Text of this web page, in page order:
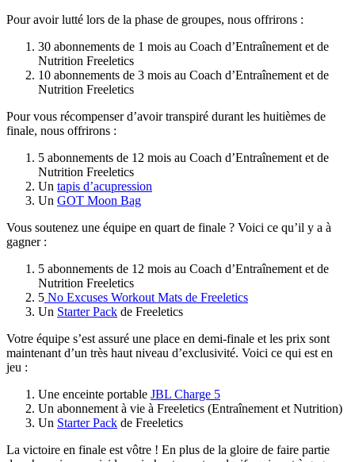
Pour avoir lutté lors de la phase de groupes, nous offrirons :
30 abonnements de 1 mois au Coach d’Entraînement et de
Nutrition Freeletics
10 abonnements de 3 mois au Coach d’Entraînement et de
Nutrition Freeletics
Pour vous récompenser d’avoir transpiré durant les huitièmes de
finale, nous offrirons :
5 abonnements de 12 mois au Coach d’Entraînement et de
Nutrition Freeletics
Un tapis d’acupression
Un GOT Moon Bag
Vous soutenez une équipe en quart de finale ? Voici ce qu’il y a à
gagner :
5 abonnements de 12 mois au Coach d’Entraînement et de
Nutrition Freeletics
5 No Excuses Workout Mats de Freeletics
Un Starter Pack de Freeletics
Votre équipe s’est assuré une place en demi-finale et les prix sont
maintenant d’un très haut niveau d’exclusivité. Voici ce qui est en
jeu :
Une enceinte portable JBL Charge 5
Un abonnement à vie à Freeletics (Entraînement et Nutrition)
Un Starter Pack de Freeletics
La victoire en finale est vôtre ! En plus de la gloire de faire partie